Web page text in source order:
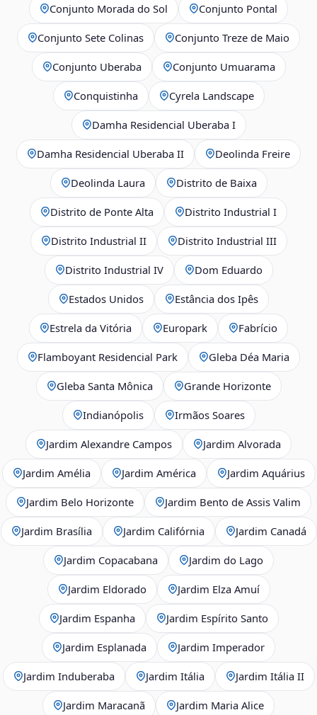
Conjunto Morada do Sol Conjunto Pontal
Conjunto Sete Colinas Conjunto Treze de Maio
Conjunto Uberaba Conjunto Umuarama
Conquistinha Cyrela Landscape
Damha Residencial Uberaba I
Damha Residencial Uberaba II Deolinda Freire
Deolinda Laura Distrito de Baixa
Distrito de Ponte Alta Distrito Industrial I
Distrito Industrial II Distrito Industrial III
Distrito Industrial IV Dom Eduardo
Estados Unidos Estância dos Ipês
Estrela da Vitória Europark Fabrício
Flamboyant Residencial Park Gleba Déa Maria
Gleba Santa Mônica Grande Horizonte
Indianópolis Irmãos Soares
Jardim Alexandre Campos Jardim Alvorada
Jardim Amélia Jardim América Jardim Aquárius
Jardim Belo Horizonte Jardim Bento de Assis Valim
Jardim Brasília Jardim Califórnia Jardim Canadá
Jardim Copacabana Jardim do Lago
Jardim Eldorado Jardim Elza Amuí
Jardim Espanha Jardim Espírito Santo
Jardim Esplanada Jardim Imperador
Jardim Induberaba Jardim Itália Jardim Itália II
Jardim Maracanã Jardim Maria Alice